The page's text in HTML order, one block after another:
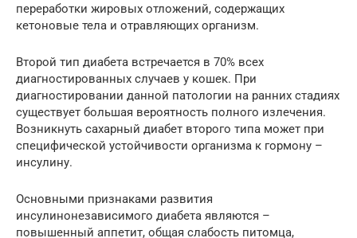
переработки жировых отложений, содержащих
кетоновые тела и отравляющих организм.
Второй тип диабета встречается в 70% всех
диагностированных случаев у кошек. При
диагностировании данной патологии на ранних стадиях
существует большая вероятность полного излечения.
Возникнуть сахарный диабет второго типа может при
специфической устойчивости организма к гормону –
инсулину.
Основными признаками развития
инсулинонезависимого диабета являются –
повышенный аппетит, общая слабость питомца,